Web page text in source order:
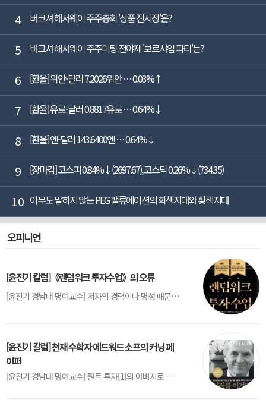
4 버크셔 해서웨이 주주총회 '상품 전시장'은?
5 버크셔 해서웨이 주주미팅 전야제 '보르샤임 파티'는?
6 [환율] 위안-달러 7.2026위안 … 0.03%↑
7 [환율] 유로-달러 0.8817유로 … 0.64%↓
8 [환율] 엔-달러 143.6400엔 … 0.64%↓
9 [장마감] 코스피 0.84%↓(2697.67), 코스닥 0.26%↓(734.35)
10 아무도 말하지 않는 PEG 밸류에이션의 회색지대와 황색지대
오피니언
[윤진기 칼럼]《랜덤워크 투자수업》의 오류
[윤진기 경남대 명예교수] 저자의 경력이나 명성 때문인지 2020년에 번역 출판된 《랜덤워크 투자수업》(A Random Walk Down Wall Street) 12판은 표지부터가 거창하다. ‘45년간 12번 개정하며 철저히 검증한 투자서’, ‘전문가 부럽지 않은 투자 감각을 길러주는 위대한 투자지침서’ 라는 은빛 광고문구로 독자를 유혹한다.[1] 출판 50주...
[윤진기 칼럼] 천재 수학자 에드워드 소프의 커닝 페
이퍼
[윤진기 경남대 명예교수] 퀀트 투자[1]의 아버지로 불리는 에드워드 소프(Edward O. Thorp)는 수학계에서 천재로 알려진 인물이다. 그는 수학자이지만, 투자 업계에도 여러 가지 흥미로운 일화를 남겼다.수학을 이용하여 카지노를 이길 수 있는지가 궁금했던 그는 동료 교수가 소개해 준 블랙잭(Blackjack) 전략의 핵심을 손바닥 크기의 종이에 요...